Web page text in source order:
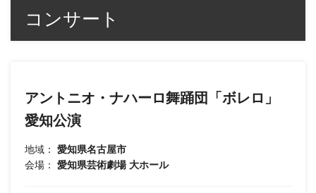
コンサート
アントニオ・ナハーロ舞踊団「ボレロ」
愛知公演
地域： 愛知県名古屋市
会場： 愛知県芸術劇場 大ホール